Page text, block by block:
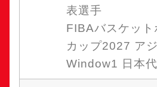
表選手
FIBAバスケット
カップ2027 ア
Window1 日本